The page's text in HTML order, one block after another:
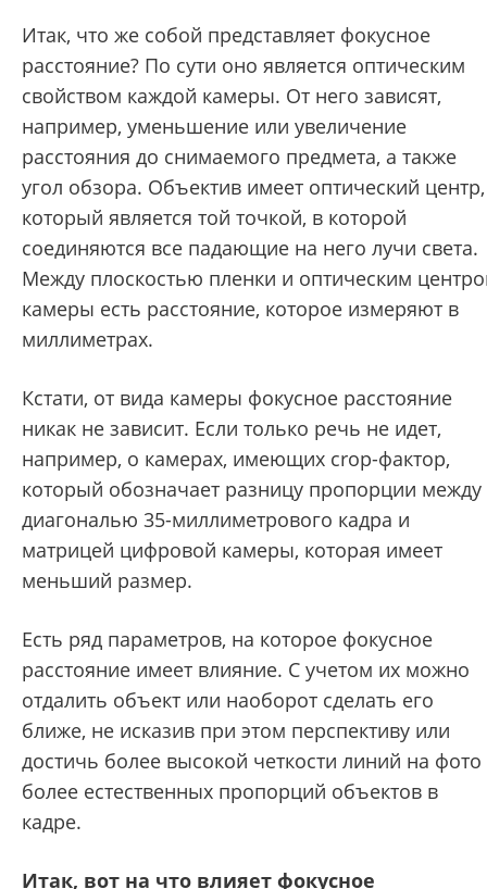
Итак, что же собой представляет фокусное
расстояние? По сути оно является оптическим
свойством каждой камеры. От него зависят,
например, уменьшение или увеличение
расстояния до снимаемого предмета, а также
угол обзора. Объектив имеет оптический центр,
который является той точкой, в которой
соединяются все падающие на него лучи света.
Между плоскостью пленки и оптическим
камеры есть расстояние, которое измеряют в
миллиметрах.
Кстати, от вида камеры фокусное расстояние
никак не зависит. Если только речь не идет,
например, о камерах, имеющих crop-фактор,
который обозначает разницу пропорции между
диагональю 35-миллиметрового кадра и
матрицей цифровой камеры, которая имеет
меньший размер.
Есть ряд параметров, на которое фокусное
расстояние имеет влияние. С учетом их можно
отдалить объект или наоборот сделать его
ближе, не исказив при этом перспективу или
достичь более высокой четкости линий на фото
более естественных пропорций объектов в
кадре.
Итак, вот на что влияет фокусное